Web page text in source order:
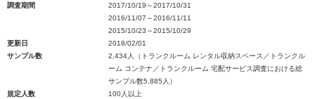
調査期間
2017/10/19～2017/10/31
2016/11/07～2016/11/11
2015/10/23～2015/10/29
更新日
2018/02/01
サンプル数
2,434人（トランクルーム レンタル収納スペース／トランクル
ーム コンテナ／トランクルーム 宅配サービス調査における総
サンプル数5,885人）
規定人数
100人以上